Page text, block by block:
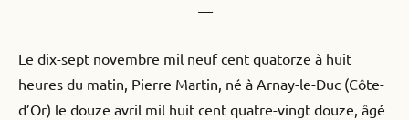
—
Le dix-sept novembre mil neuf cent quatorze à huit
heures du matin, Pierre Martin, né à Arnay-le-Duc (Côte-
d’Or) le douze avril mil huit cent quatre-vingt douze, âgé